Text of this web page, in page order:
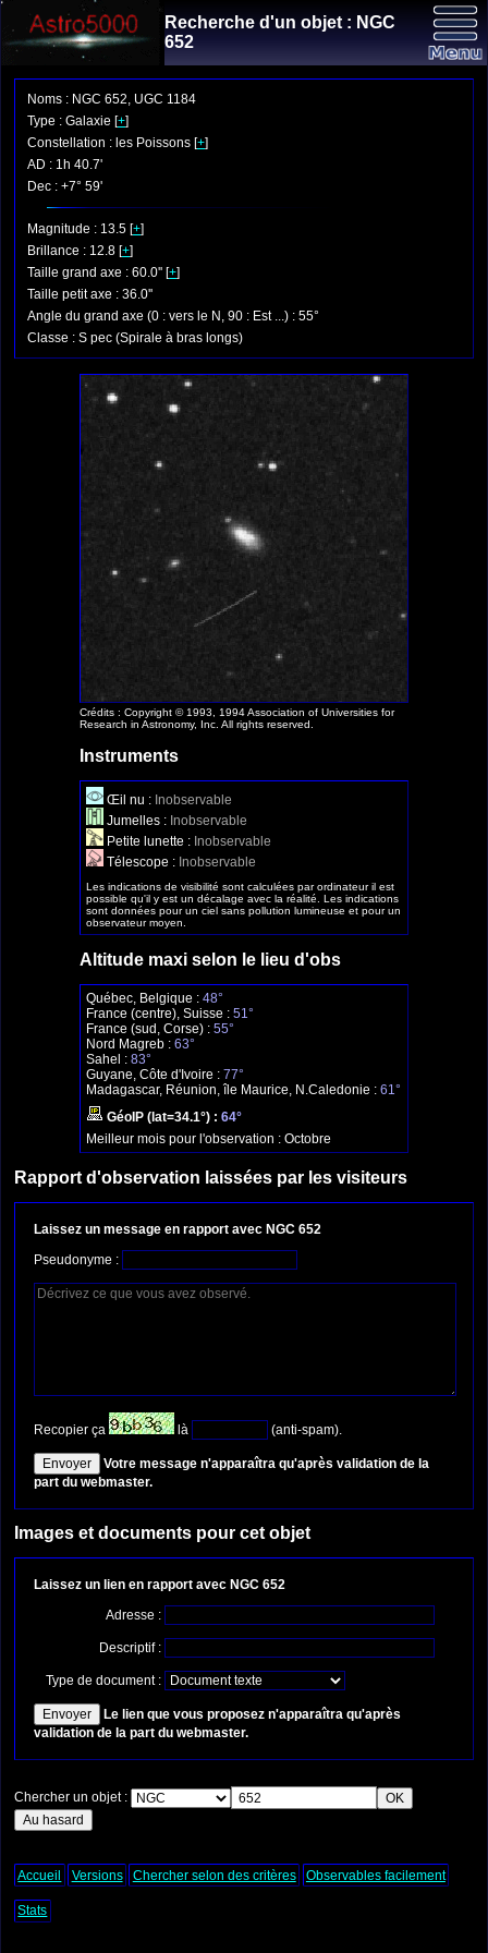
Recherche d'un objet : NGC
652
Noms : NGC 652, UGC 1184
Type : Galaxie [+]
Constellation : les Poissons [+]
AD : 1h 40.7'
Dec : +7° 59'
Magnitude : 13.5 [+]
Brillance : 12.8 [+]
Taille grand axe : 60.0'' [+]
Taille petit axe : 36.0''
Angle du grand axe (0 : vers le N, 90 : Est ...) : 55°
Classe : S pec (Spirale à bras longs)
Crédits : Copyright © 1993, 1994 Association of Universities for
Research in Astronomy, Inc. All rights reserved.
Instruments
Œil nu : Inobservable
Jumelles : Inobservable
Petite lunette : Inobservable
Télescope : Inobservable
Les indications de visibilité sont calculées par ordinateur il est
possible qu'il y est un décalage avec la réalité. Les indications
sont données pour un ciel sans pollution lumineuse et pour un
observateur moyen.
Altitude maxi selon le lieu d'obs
Québec, Belgique : 48°
France (centre), Suisse : 51°
France (sud, Corse) : 55°
Nord Magreb : 63°
Sahel : 83°
Guyane, Côte d'Ivoire : 77°
Madagascar, Réunion, île Maurice, N.Caledonie : 61°
GéoIP (lat=34.1°) : 64°
Meilleur mois pour l'observation : Octobre
Rapport d'observation laissées par les visiteurs
Laissez un message en rapport avec NGC 652
Pseudonyme :
Recopier ça là (anti-spam).
Votre message n'apparaîtra qu'après validation de la
part du webmaster.
Images et documents pour cet objet
Laissez un lien en rapport avec NGC 652
Adresse :
Descriptif :
Type de document :
Le lien que vous proposez n'apparaîtra qu'après
validation de la part du webmaster.
Chercher un objet :
Accueil Versions Chercher selon des critères Observables facilement
Stats